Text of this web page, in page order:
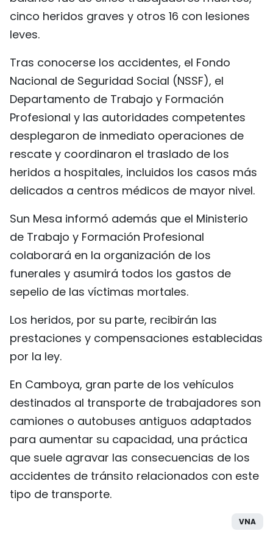
FRANÇAIS
cinco heridos graves y otros 16 con lesiones
leves.
Tras conocerse los accidentes, el Fondo
Nacional de Seguridad Social (NSSF), el
Departamento de Trabajo y Formación
Profesional y las autoridades competentes
desplegaron de inmediato operaciones de
rescate y coordinaron el traslado de los
heridos a hospitales, incluidos los casos más
delicados a centros médicos de mayor nivel.
Sun Mesa informó además que el Ministerio
de Trabajo y Formación Profesional
colaborará en la organización de los
funerales y asumirá todos los gastos de
sepelio de las víctimas mortales.
Los heridos, por su parte, recibirán las
prestaciones y compensaciones establecidas
por la ley.
En Camboya, gran parte de los vehículos
destinados al transporte de trabajadores son
camiones o autobuses antiguos adaptados
para aumentar su capacidad, una práctica
que suele agravar las consecuencias de los
accidentes de tránsito relacionados con este
tipo de transporte.
VNA